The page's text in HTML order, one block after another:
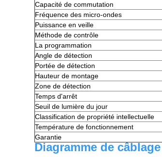
Capacité de commutation
Fréquence des micro-ondes
Puissance en veille
Méthode de contrôle
La programmation
Angle de détection
Portée de détection
Hauteur de montage
Zone de détection
Temps d'arrêt
Seuil de lumière du jour
Classification de propriété intellectuelle
Température de fonctionnement
Garantie
Diagramme de câblage